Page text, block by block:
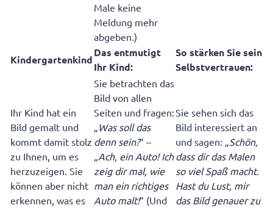
Male keine
Meldung mehr
abgeben.)
Kindergartenkind
Das entmutigt
Ihr Kind:
So stärken Sie sein
Selbstvertrauen:
Ihr Kind hat ein
Bild gemalt und
kommt damit stolz
zu Ihnen, um es
herzuzeigen. Sie
können aber nicht
erkennen, was es
Sie betrachten das
Bild von allen
Seiten und fragen:
„ Was soll das
denn sein?“ –
„Ach, ein Auto! Ich
zeig dir mal, wie
man ein richtiges
Auto malt!“ (Und
Sie sehen sich das
Bild interessiert an
und sagen: „Schön,
dass dir das Malen
so viel Spaß macht.
Hast du Lust, mir
das Bild genauer zu